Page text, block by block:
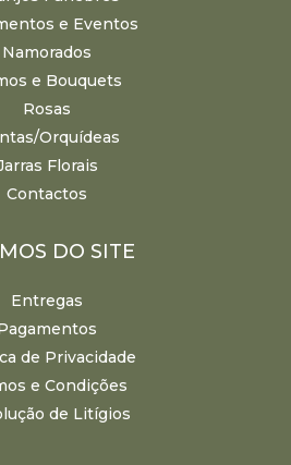
e Eventos
Namorados
e Bouquets
Rosas
Orquídeas
Florais
Contactos
DO SITE
Entregas
de Privacidade
e Condições
de Litígios